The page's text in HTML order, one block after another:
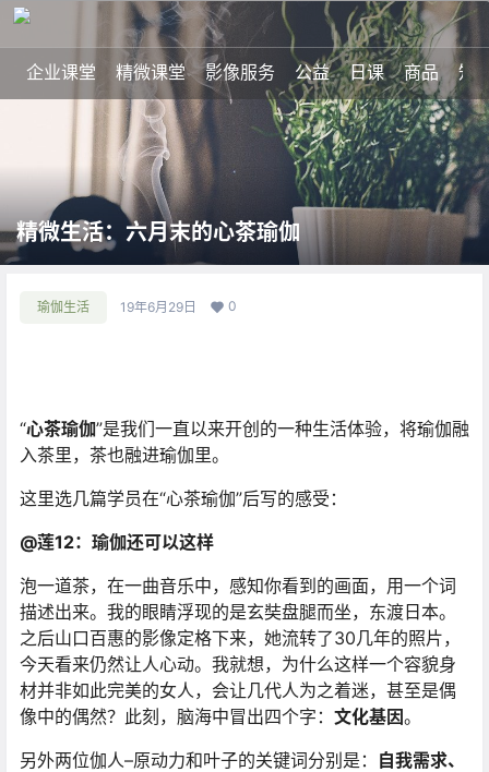
企业课堂 精微课堂 影像服务 公益 日课 商品 知
精微生活：六月末的心茶瑜伽
瑜伽生活 19年6月29日 0
“心茶瑜伽”是我们一直以来开创的一种生活体验，将瑜伽融
入茶里，茶也融进瑜伽里。
这里选几篇学员在“心茶瑜伽”后写的感受：
@莲12：瑜伽还可以这样
泡一道茶，在一曲音乐中，感知你看到的画面，用一个词
描述出来。我的眼睛浮现的是玄奘盘腿而坐，东渡日本。
之后山口百惠的影像定格下来，她流转了30几年的照片，
今天看来仍然让人心动。我就想，为什么这样一个容貌身
材并非如此完美的女人，会让几代人为之着迷，甚至是偶
像中的偶然？此刻，脑海中冒出四个字： 文化基因。
另外两位伽人–原动力和叶子的关键词分别是： 自我需求、